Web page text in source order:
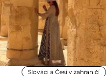
Slováci a Česi v zahraničí